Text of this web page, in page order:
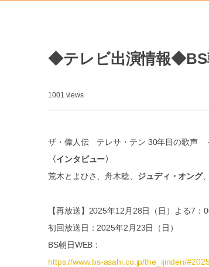
◆テレビ出演情報◆BS
1001 views
ザ・偉人伝 テレサ・テン 30年目の歌声
〈インタビュー〉
荒木とよひさ、舟木稔、 ジュディ・オング
【再放送】2025年12月28日（日）よる7：
初回放送日：2025年2月23日（日）
BS朝日WEB：
https://www.bs-asahi.co.jp/the_ijinden/